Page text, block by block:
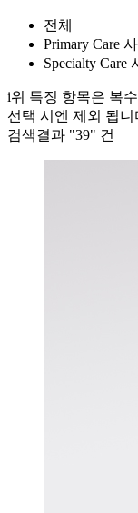
전체
Primary Care
Specialty Care
i위 특징 항목은 복
선택 시엔 제외 됩니
검색결과 "39" 건